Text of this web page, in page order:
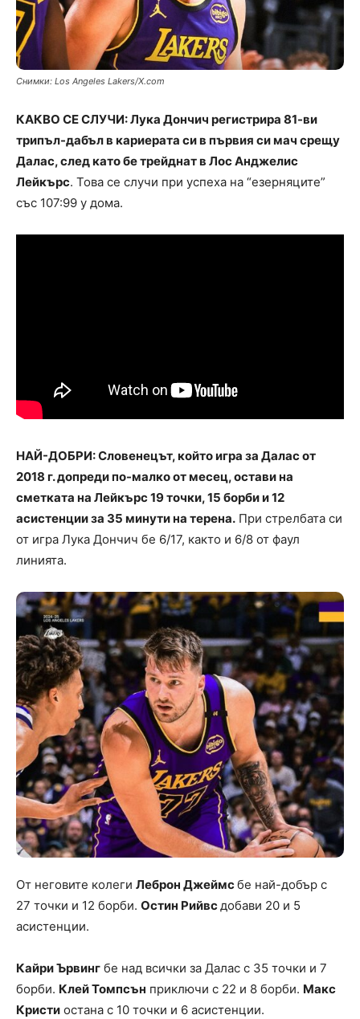
Снимки: Los Angeles Lakers/X.com
КАКВО СЕ СЛУЧИ: Лука Дончич регистрира 81-ви
трипъл-дабъл в кариерата си в първия си мач срещу
Далас, след като бе трейднат в Лос Анджелис
Лейкърс. Това се случи при успеха на “езерняците”
със 107:99 у дома.
НАЙ-ДОБРИ: Словенецът, който игра за Далас от
2018 г. допреди по-малко от месец, остави на
сметката на Лейкърс 19 точки, 15 борби и 12
асистенции за 35 минути на терена. При стрелбата си
от игра Лука Дончич бе 6/17, както и 6/8 от фаул
линията.
От неговите колеги Леброн Джеймсбе най-добър с
27 точки и 12 борби. Остин Рийвсдобави 20 и 5
асистенции.
Кайри Ървинг бе над всички за Далас с 35 точки и 7
борби. Клей Томпсън приключи с 22 и 8 борби. Макс
Кристи остана с 10 точки и 6 асистенции.